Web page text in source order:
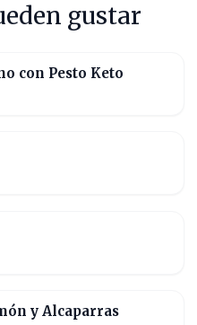
gustar
con Pesto Keto
y Alcaparras